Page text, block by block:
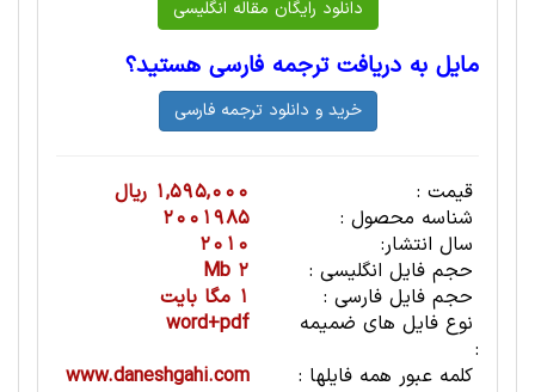
مایل به دریافت ترجمه فارسی هستید؟
قیمت :
1,595,000 ریال
شناسه محصول :
2001985
سال انتشار:
2010
حجم فایل انگلیسی :
2 Mb
حجم فایل فارسی :
1 مگا بایت
نوع فایل های ضمیمه
:
word+pdf
کلمه عبور همه فایلها :
www.daneshgahi.com